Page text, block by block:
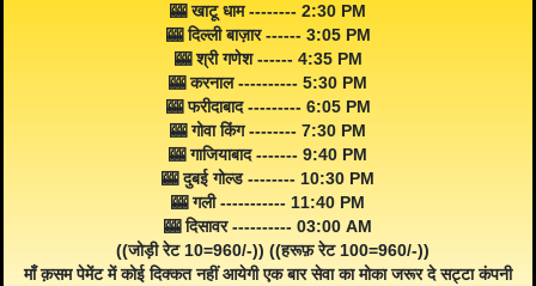
🎰 खाटू धाम -------- 2:30 PM
🎰 दिल्ली बाज़ार ------ 3:05 PM
🎰 श्री गणेश ------ 4:35 PM
🎰 करनाल ---------- 5:30 PM
🎰 फरीदाबाद --------- 6:05 PM
🎰 गोवा किंग -------- 7:30 PM
🎰 गाजियाबाद ------- 9:40 PM
🎰 दुबई गोल्ड -------- 10:30 PM
🎰 गली ----------- 11:40 PM
🎰 दिसावर ---------- 03:00 AM
((जोड़ी रेट 10=960/-)) ((हरूफ़ रेट 100=960/-))
माँ क़सम पेमेंट में कोई दिक्कत नहीं आयेगी एक बार सेवा का मोका जरूर दे सट्टा कंपनी